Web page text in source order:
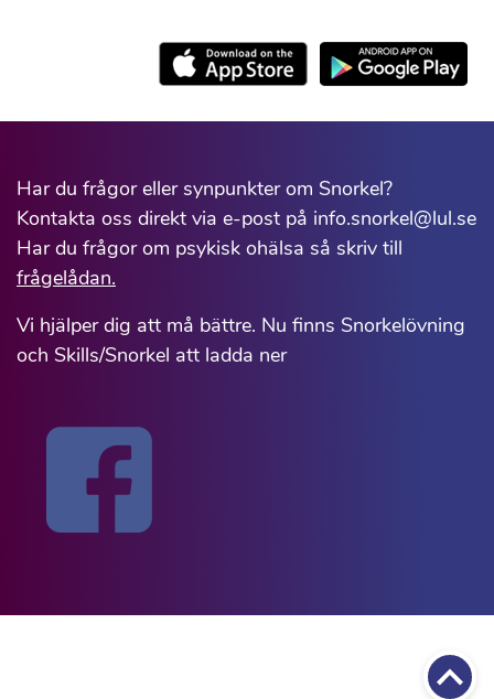
Till
Har du frågor eller synpunkter om Snorkel?
Kontakta oss direkt via e-post på info.snorkel@lul.se
Har du frågor om psykisk ohälsa så skriv till
frågelådan.
Vi hjälper dig att må bättre. Nu finns Snorkelövning
och Skills/Snorkel att ladda ner